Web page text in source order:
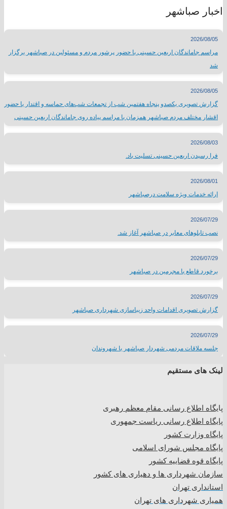
اخبار صباشهر
2026/08/05
مراسم جاماندگان اربعین حسینی با حضور پرشور مردم و مسئولین در صباشهر برگزار
شد
2026/08/05
گزارش تصویری یکصدو پنجاه هفتمین شب از تجمعات شب‌های حماسه و اقتدار با حضور
اقشار مختلف مردم صباشهر همزمان با مراسم پیاده روی جاماندگان اربعین حسینی
2026/08/03
فرا رسیدن اربعین حسینی تسلیت باد.
2026/08/01
ارائه خدمات ویژه سلامت درصباشهر
2026/07/29
نصب تابلوهای معابر در صباشهر آغاز شد.
2026/07/29
برخورد قاطع با مجرمین در صباشهر
2026/07/29
گزارش تصویری اقدامات واحد زیباسازی شهرداری صباشهر
2026/07/29
جلسه ملاقات مردمی شهردار صباشهر با شهروندان
لینک های مستقیم
پایگاه اطلاع رسانی مقام معظم رهبری
پایگاه اطلاع رسانی ریاست جمهوری
پایگاه وزارت کشور
پایگاه مجلس شورای اسلامی
پایگاه قوه قضاییه کشور
سازمان شهرداری ها و دهیاری های کشور
استانداری تهران
همیاری شهرداری های تهران